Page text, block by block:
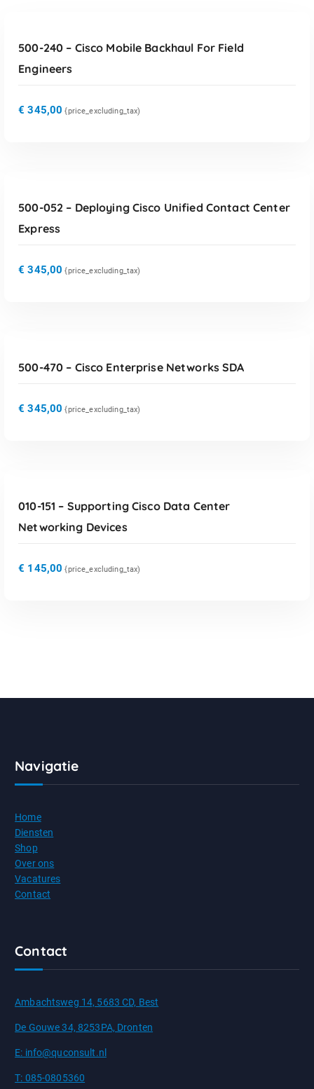
500-240 – Cisco Mobile Backhaul For Field
Engineers
€ 345,00 {price_excluding_tax)
500-052 – Deploying Cisco Unified Contact Center
Express
€ 345,00 {price_excluding_tax)
500-470 – Cisco Enterprise Networks SDA
€ 345,00 {price_excluding_tax)
010-151 – Supporting Cisco Data Center
Networking Devices
€ 145,00 {price_excluding_tax)
Navigatie
Home
Diensten
Shop
Over ons
Vacatures
Contact
Contact
Ambachtsweg 14, 5683 CD, Best
De Gouwe 34, 8253PA, Dronten
E: info@quconsult.nl
T: 085-0805360